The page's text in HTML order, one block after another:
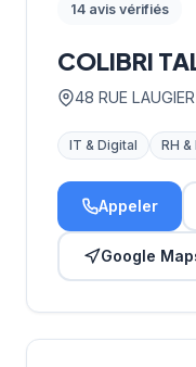
14 avis vérifiés
COLIBRI
48 RUE
IT & Digital RH
Appeler
Google